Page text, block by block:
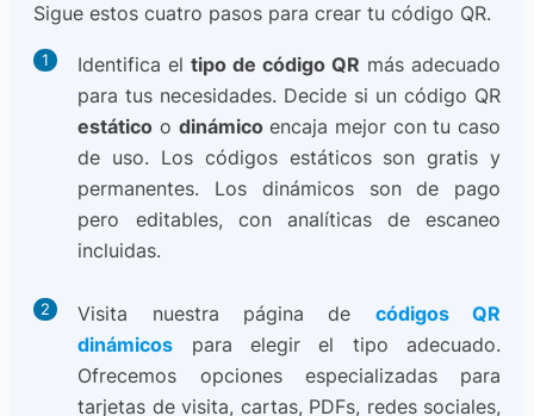
Sigue estos cuatro pasos para crear tu código QR.
Identifica eltipo de código QR más adecuado
para tus necesidades. Decide si un código QR
estático o dinámicoencaja mejor con tu caso
de uso. Los códigos estáticos son gratis y
permanentes. Los dinámicos son de pago
pero editables, con analíticas de escaneo
incluidas.
Visita nuestra página de códigos QR
dinámicos para elegir el tipo adecuado.
Ofrecemos opciones especializadas para
tarjetas de visita, cartas, PDFs, redes sociales,